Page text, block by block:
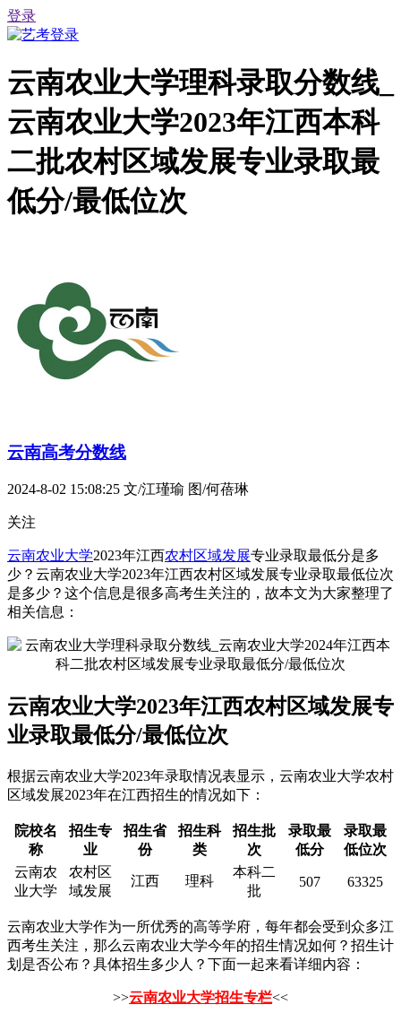
登录
云南农业大学理科录取分数线_
云南农业大学2023年江西本科
二批农村区域发展专业录取最
低分/最低位次
云南高考分数线
2024-8-02 15:08:25 文/江瑾瑜 图/何蓓琳
关注
云南农业大学2023年江西农村区域发展专业录取最低分是多
少？云南农业大学2023年江西农村区域发展专业录取最低位次
是多少？这个信息是很多高考生关注的，故本文为大家整理了
相关信息：
云南农业大学2023年江西农村区域发展专
业录取最低分/最低位次
根据云南农业大学2023年录取情况表显示，云南农业大学农村
区域发展2023年在江西招生的情况如下：
院校名
称
招生专
业
招生省
份
招生科
类
招生批
次
录取最
低分
录取最
低位次
云南农
业大学
农村区
域发展
江西 理科
本科二
批
507 63325
云南农业大学作为一所优秀的高等学府，每年都会受到众多江
西考生关注，那么云南农业大学今年的招生情况如何？招生计
划是否公布？具体招生多少人？下面一起来看详细内容：
>>云南农业大学招生专栏<<